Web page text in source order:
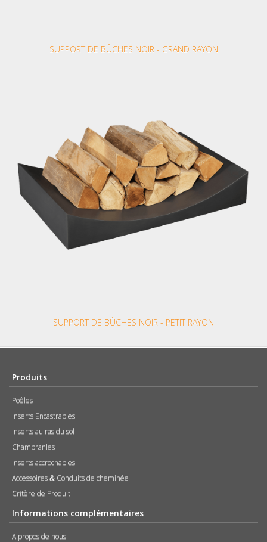
SUPPORT DE BÛCHES NOIR - GRAND RAYON
SUPPORT DE BÛCHES NOIR - PETIT RAYON
Produits
Poêles
Inserts Encastrables
Inserts au ras du sol
Chambranles
Inserts accrochables
Accessoires & Conduits de cheminée
Critère de Produit
Informations complémentaires
A propos de nous